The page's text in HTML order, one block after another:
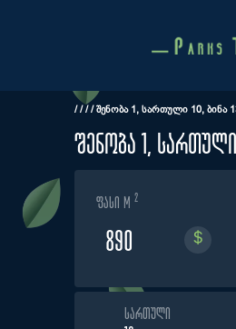
////ᲨᲔᲜᲝᲑᲐ 1, ᲡᲐᲠᲗᲣᲚᲘ 10, ᲑᲘᲜᲐ
შენობა 1, სართული
ფასი m 2
890
ᲡᲐᲠᲗᲣᲚᲘ